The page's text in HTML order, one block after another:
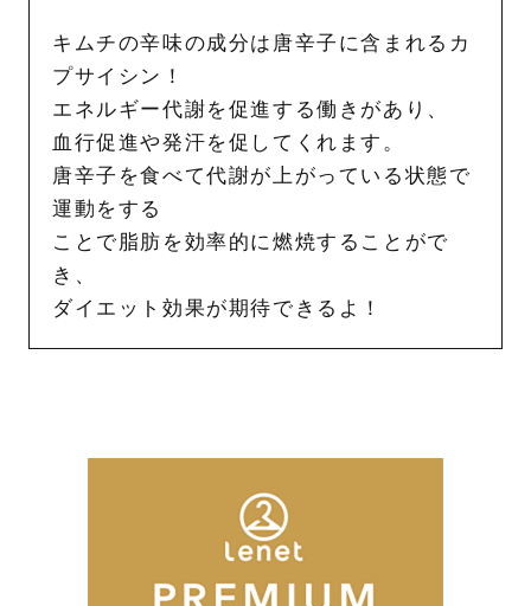
キムチの辛味の成分は唐辛子に含まれるカ
プサイシン！
エネルギー代謝を促進する働きがあり、
血行促進や発汗を促してくれます。
唐辛子を食べて代謝が上がっている状態で
運動をする
ことで脂肪を効率的に燃焼することがで
き、
ダイエット効果が期待できるよ！